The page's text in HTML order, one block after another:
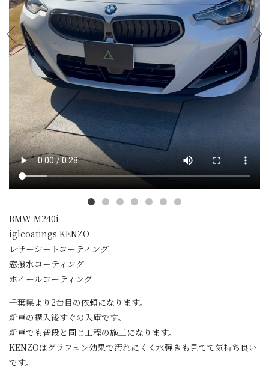
BMW M240i
iglcoatings KENZO
レザーシートコーティング
窓撥水コーティング
ホイールコーティング
千葉県より2台目の依頼になります。
新車の購入後すぐの入庫です。
新車でも普段と同じ工程の施工になります。
KENZOはグラフェン効果で汚れにくく水弾きも見てて気持ち良い
です。